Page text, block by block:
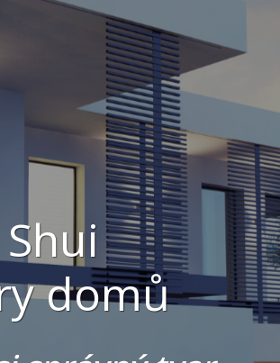
domů